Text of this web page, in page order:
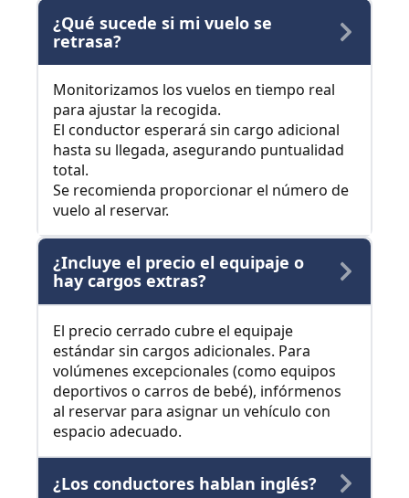
¿Qué sucede si mi vuelo se
retrasa?
Monitorizamos los vuelos en tiempo real
para ajustar la recogida.
El conductor esperará sin cargo adicional
hasta su llegada, asegurando puntualidad
total.
Se recomienda proporcionar el número de
vuelo al reservar.
¿Incluye el precio el equipaje o
hay cargos extras?
El precio cerrado cubre el equipaje
estándar sin cargos adicionales. Para
volúmenes excepcionales (como equipos
deportivos o carros de bebé), infórmenos
al reservar para asignar un vehículo con
espacio adecuado.
¿Los conductores hablan inglés?